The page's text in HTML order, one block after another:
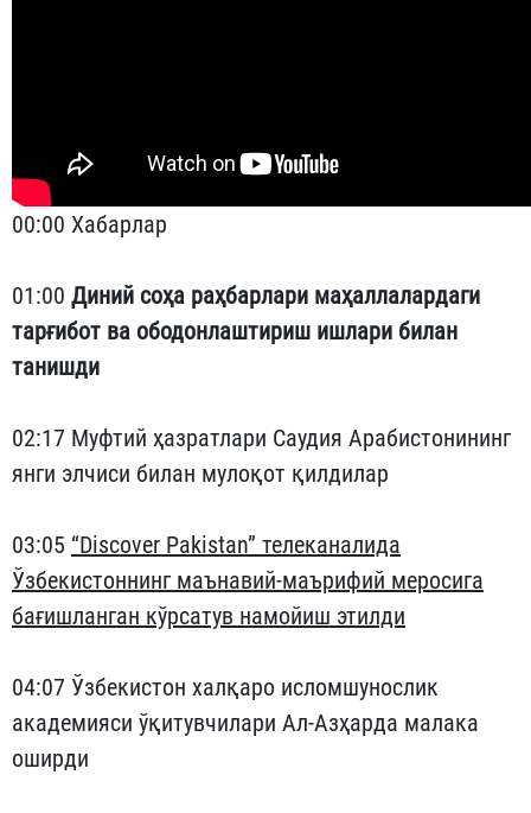
00:00 Хабарлар
01:00 Диний соҳа раҳбарлари маҳаллалардаги
тарғибот ва ободонлаштириш ишлари билан
танишди
02:17 Муфтий ҳазратлари Саудия Арабистонининг
янги элчиси билан мулоқот қилдилар
03:05 “Discover Pakistan” телеканалида
Ўзбекистоннинг маънавий-маърифий меросига
бағишланган кўрсатув намойиш этилди
04:07 Ўзбекистон халқаро исломшунослик
академияси ўқитувчилари Ал-Азҳарда малака
оширди